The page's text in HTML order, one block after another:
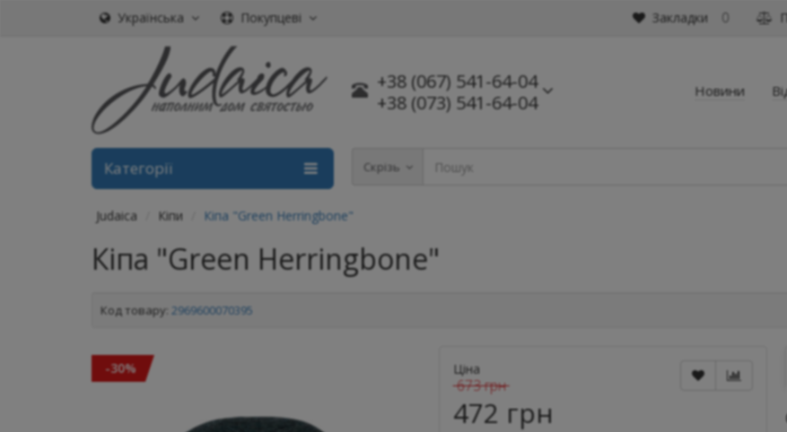
Українська Покупцеві Закладки 0
+38 (067) 541-64-04
+38 (073) 541-64-04
Новини
Скрізь
Категорії
Judaica Кіпи Кіпа "Green Herringbone"
Кіпа "Green Herringbone"
Код товару: 2969600070395
-30% Ціна
673 грн
472 грн